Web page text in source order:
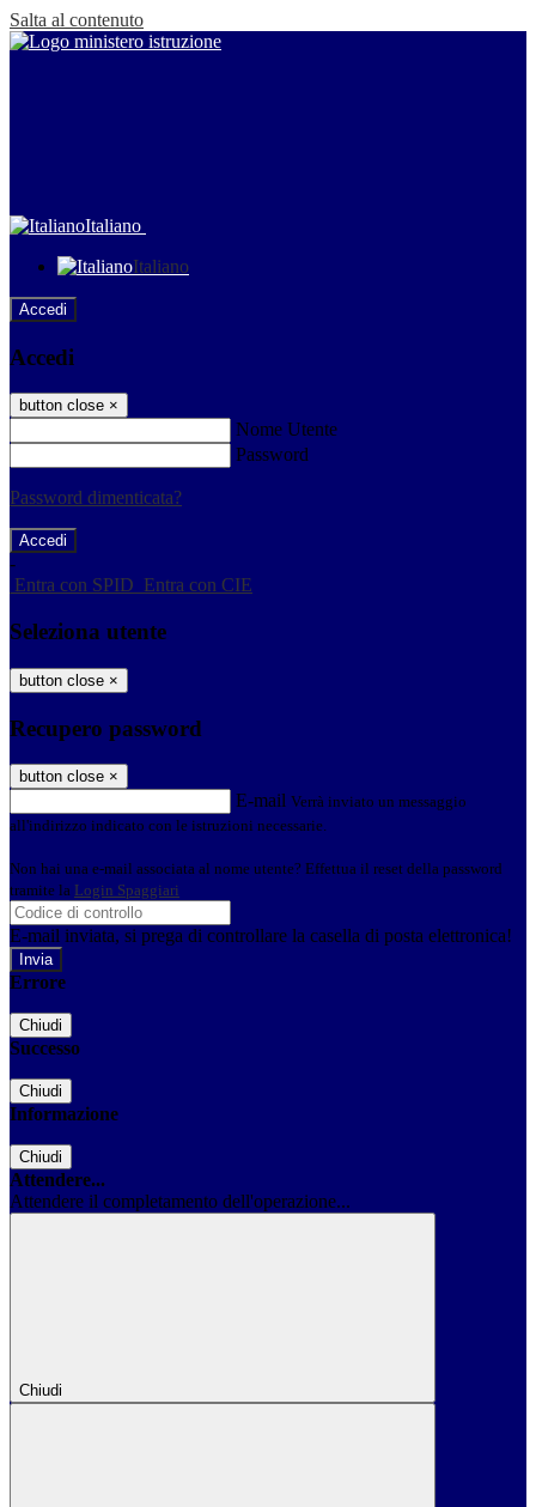
Salta al contenuto
Italiano
Italiano
Accedi
Accedi
button close ×
Nome Utente
Password
Password dimenticata?
-
Entra con SPID Entra con CIE
Seleziona utente
button close ×
Recupero password
button close ×
E-mail Verrà inviato un messaggio
all'indirizzo indicato con le istruzioni necessarie.
Non hai una e-mail associata al nome utente? Effettua il reset della password
tramite la Login Spaggiari
E-mail inviata, si prega di controllare la casella di posta elettronica!
Errore
Chiudi
Successo
Chiudi
Informazione
Chiudi
Attendere...
Attendere il completamento dell'operazione...
Chiudi